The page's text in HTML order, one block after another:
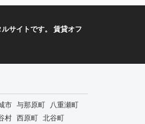
サイトです。 賃貸オフ
市 与那原町 八重瀬町
村 西原町 北谷町